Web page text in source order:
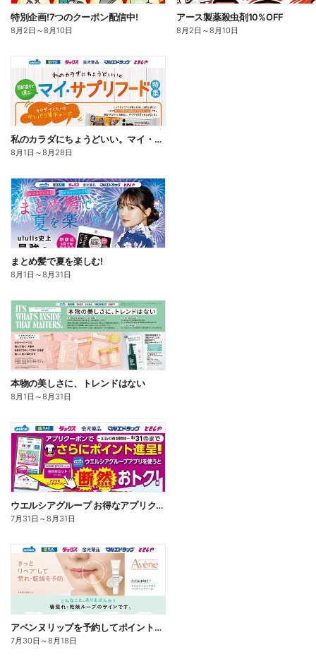
特別企画!7つのクーポン配信中!
8月2日 ～8月10日
アース製薬殺虫剤10%OFF
8月2日 ～8月10日
私のカラダにちょうどいい。マイ・サプリフード
8月1日 ～8月28日
まとめ髪で夏を楽しむ!
8月1日 ～8月31日
本物の美しさに、トレンドはない
8月1日 ～8月31日
ウエルシアグループ お得なアプリクーポン
7月31日 ～8月31日
アベンヌリップを予約してポイントゲット!
7月30日 ～8月18日